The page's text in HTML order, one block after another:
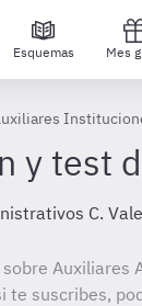
Esquemas Mes
y test
C.
Auxiliares
te suscribes,